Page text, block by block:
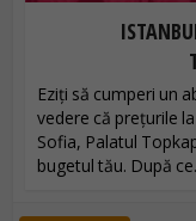
Eziți să cumperi un
vedere că prețurile
Sofia, Palatul
bugetul tău. După